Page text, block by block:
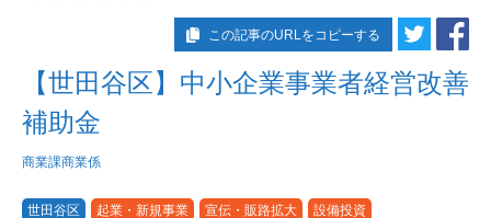
この記事のURLをコピーする
【世田谷区】中小企業事業者経営改善
補助金
商業課商業係
世田谷区 起業・新規事業 宣伝・販路拡大
設備投資